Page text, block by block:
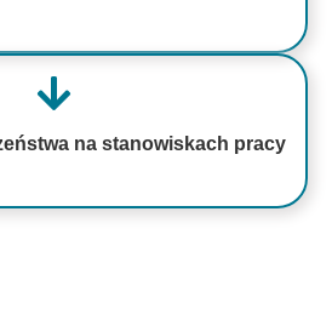
na stanowiskach pracy